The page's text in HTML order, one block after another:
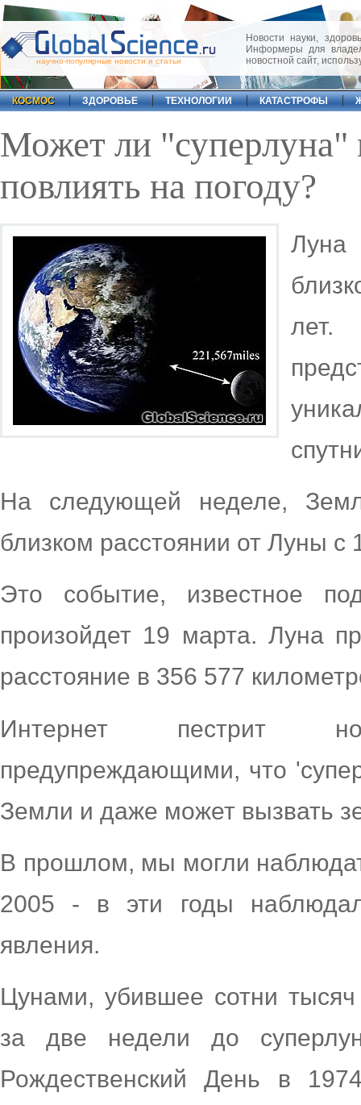
научно-популярные новости и статьи
Новости науки,
Информеры для
новостной сайт,
КОСМОС ЗДОРОВЬЕ ТЕХНОЛОГИИ КАТАСТРОФЫ
Может ли "суперлуна"
повлиять на погоду?
Луна
На следующей неделе,
близком расстоянии от Луны с
Это событие, известное
произойдет 19 марта. Луна
расстояние в 356 577
Интернет пестрит
предупреждающими, что
Земли и даже может вызвать
В прошлом, мы могли
2005 - в эти годы
явления.
Цунами, убившее сотни
за две недели до
Рождественский День в